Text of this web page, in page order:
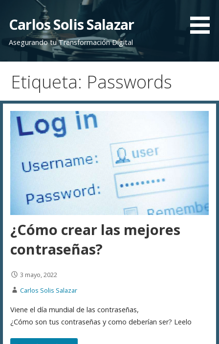
contenido
Carlos Solis Salazar
Asegurando tu Transformación Digital
Etiqueta: Passwords
¿Cómo crear las mejores
contraseñas?
3 mayo, 2022
Carlos Solis Salazar
Viene el día mundial de las contraseñas,
¿Cómo son tus contraseñas y como deberían ser? Leelo